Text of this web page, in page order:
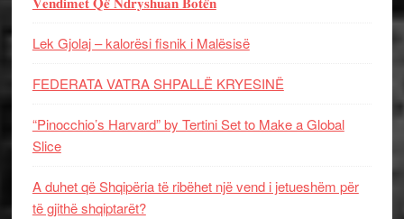
Lek Gjolaj – kalorësi fisnik i Malësisë
FEDERATA VATRA SHPALLË KRYESINË
“Pinocchio’s Harvard” by Tertini Set to Make a Global
Slice
A duhet që Shqipëria të ribëhet një vend i jetueshëm për
të gjithë shqiptarët?